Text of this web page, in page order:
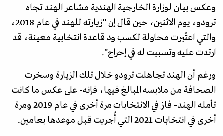
وعكس بيان لوزارة الخارجية الهندية مشاعر الهند تجاه
ترودو، يوم الاثنين، حين قال إن "زيارته للهند في عام 2018،
والتي اعتُبرت محاولة لكسب ود قاعدة انتخابية معينة، قد
ارتدت عليه وتسببت له في إحراج".
ورغم أن الهند تجاهلت ترودو خلال تلك الزيارة وسخرت
الصحافة من ملابسه المبالغ فيها، فإنه- على عكس ما كانت
تأمله الهند- فاز في الانتخابات مرة أخرى في عام 2019 ومرة
أخرى في انتخابات 2021 التي أُجريت قبل موعدها بعامين.